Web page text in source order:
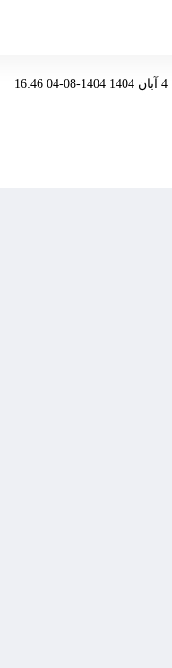
4 آبان 1404 1404-08-04 16:46